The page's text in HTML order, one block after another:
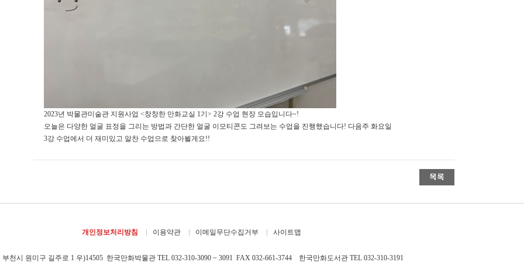
2023년 박물관미술관 지원사업 <창창한 만화교실 1기> 2강 수업 현장 모습입니다~!
오늘은 다양한 얼굴 표정을 그리는 방법과 간단한 얼굴 이모티콘도 그려보는 수업을 진행했습니다! 다음주 화요일
3강 수업에서 더 재미있고 알찬 수업으로 찾아뵐게요!!
개인정보처리방침 이용약관 이메일무단수집거부 사이트맵
부천시 원미구 길주로 1 우)14505 한국만화박물관 TEL 032-310-3090 ~ 3091 FAX 032-661-3744 한국만화도서관 TEL 032-310-3191